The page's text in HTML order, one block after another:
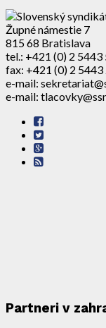
Župné námestie 7
815 68 Bratislava
tel.: +421 (0) 2 5443
fax: +421 (0) 2 5443
e-mail:
e-mail:
Partneri v